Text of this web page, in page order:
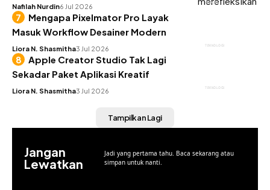
INSIGHT
Nafilah Nurdin6 Jul 2026
TEKNOLOGI
Mengapa Pixelmator Pro Layak
Masuk Workflow Desainer Modern
Liora N. Shasmitha3 Jul 2026
TEKNOLOGI
Apple Creator Studio Tak Lagi
Sekadar Paket Aplikasi Kreatif
Liora N. Shasmitha3 Jul 2026
Tampilkan Lagi
Jangan
Lewatkan
Jadi yang pertama tahu. Baca sekarang atau
simpan untuk nanti.